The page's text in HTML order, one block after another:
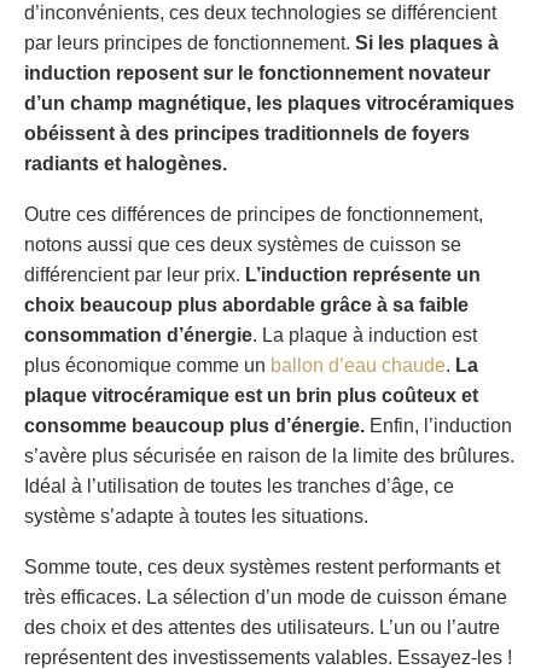
d’inconvénients, ces deux technologies se différencient
par leurs principes de fonctionnement. Si les plaques à
induction reposent sur le fonctionnement novateur
d’un champ magnétique, les plaques vitrocéramiques
obéissent à des principes traditionnels de foyers
radiants et halogènes.
Outre ces différences de principes de fonctionnement,
notons aussi que ces deux systèmes de cuisson se
différencient par leur prix. L’induction représente un
choix beaucoup plus abordable grâce à sa faible
consommation d’énergie. La plaque à induction est
plus économique comme un ballon d’eau chaude. La
plaque vitrocéramique est un brin plus coûteux et
consomme beaucoup plus d’énergie. Enfin, l’induction
s’avère plus sécurisée en raison de la limite des brûlures.
Idéal à l’utilisation de toutes les tranches d’âge, ce
système s’adapte à toutes les situations.
Somme toute, ces deux systèmes restent performants et
très efficaces. La sélection d’un mode de cuisson émane
des choix et des attentes des utilisateurs. L’un ou l’autre
représentent des investissements valables. Essayez-les !